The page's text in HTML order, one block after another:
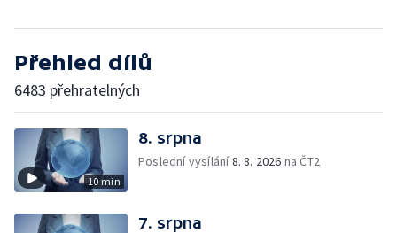
Přehled dílů
6483 přehratelných
10 min
8. srpna
Poslední vysílání8. 8. 2026 na ČT2
7. srpna